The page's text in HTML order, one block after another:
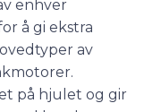
enhver
å gi ekstra
av
på hjulet og gir